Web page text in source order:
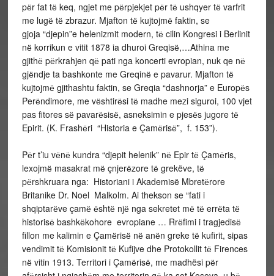
pёr fat tё keq, ngjet me pёrpjekjet pёr tё ushqyer tё varfrit
me lugё tё zbrazur. Mjafton tё kujtojmё faktin, se
gjoja “djepin”e helenizmit modern, tё cilin Kongresi i Berlinit
nё korrikun e vitit 1878 ia dhuroi Greqisё,…Athina me
gjithё pёrkrahjen qё pati nga koncerti evropian, nuk qe nё
gjёndje ta bashkonte me Greqinё e pavarur. Mjafton tё
kujtojmё gjithashtu faktin, se Greqia “dashnorja” e Europёs
Perёndimore, me vёshtirёsi tё madhe mezi siguroi, 100 vjet
pas fitores sё pavarёsisё, asneksimin e pjesёs jugore tё
Epirit. (K. Frashёri “Historia e Çamёrisё”, f. 153”).
Pёr t’iu vёnё kundra “djepit helenik” nё Epir tё Çamёris,
lexojmё masakrat mё çnjerёzore tё grekëve, tё
pёrshkruara nga: Historiani i Akademisë Mbretёrore
Britanike Dr. Noel Malkolm. Ai thekson se “fati i
shqiptarёve çamё ёshtё njё nga sekretet mё tё errёta tё
historisё bashkёkohore evropiane … Rrёfimi i tragjedisё
fillon me kalimin e Çamёrisё nё anёn greke tё kufirit, sipas
vendimit tё Komisionit tё Kufijve dhe Protokollit tё Firences
nё vitin 1913. Territori i Çamёrisё, me madhësi pёr